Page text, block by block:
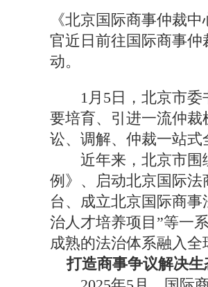
《北京国际商事仲裁
官近日前往国际商事
动。
1月5日，北京市
要培育、引进一流仲
讼、调解、仲裁一站式
近年来，北京市围绕
例》、启动北京国际
台、成立北京国际商
治人才培养项目”等一
成熟的法治体系融入全
打造商事争议解决生